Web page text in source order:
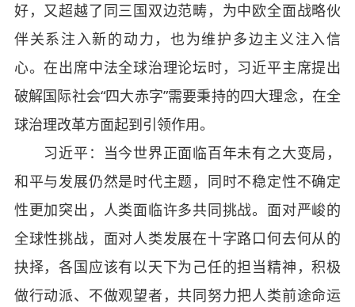
好，又超越了同三国双边范畴，为中欧全面战略伙
伴关系注入新的动力，也为维护多边主义注入信
心。在出席中法全球治理论坛时，习近平主席提出
破解国际社会“四大赤字”需要秉持的四大理念，在全
球治理改革方面起到引领作用。
习近平：当今世界正面临百年未有之大变局，
和平与发展仍然是时代主题，同时不稳定性不确定
性更加突出，人类面临许多共同挑战。面对严峻的
全球性挑战，面对人类发展在十字路口何去何从的
抉择，各国应该有以天下为己任的担当精神，积极
做行动派、不做观望者，共同努力把人类前途命运